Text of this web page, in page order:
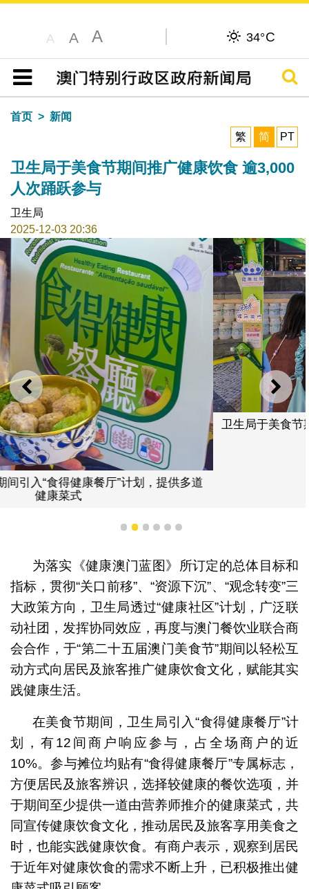
A A A 34°C
目录
搜寻
首页
新闻
繁
简 PT
卫生局于美食节期间推广健康饮食 逾3,000
人次踊跃参与
卫生局
2025-12-03 20:36
上一则 下一
卫生局于美食节期间设置健康饮食宣传摊位，透过趣味互
动游戏传递健康知识
1 2 3 4 5 6
为落实《健康澳门蓝图》所订定的总体目标和
指标，贯彻“关口前移”、“资源下沉”、“观念转变”三
大政策方向，卫生局透过“健康社区”计划，广泛联
动社团，发挥协同效应，再度与澳门餐饮业联合商
会合作，于“第二十五届澳门美食节”期间以轻松互
动方式向居民及旅客推广健康饮食文化，赋能其实
践健康生活。
在美食节期间，卫生局引入“食得健康餐厅”计
划，有12间商户响应参与，占全场商户的近
10%。参与摊位均贴有“食得健康餐厅”专属标志，
方便居民及旅客辨识，选择较健康的餐饮选项，并
于期间至少提供一道由营养师推介的健康菜式，共
同宣传健康饮食文化，推动居民及旅客享用美食之
时，也能实践健康饮食。有商户表示，观察到居民
于近年对健康饮食的需求不断上升，已积极推出健